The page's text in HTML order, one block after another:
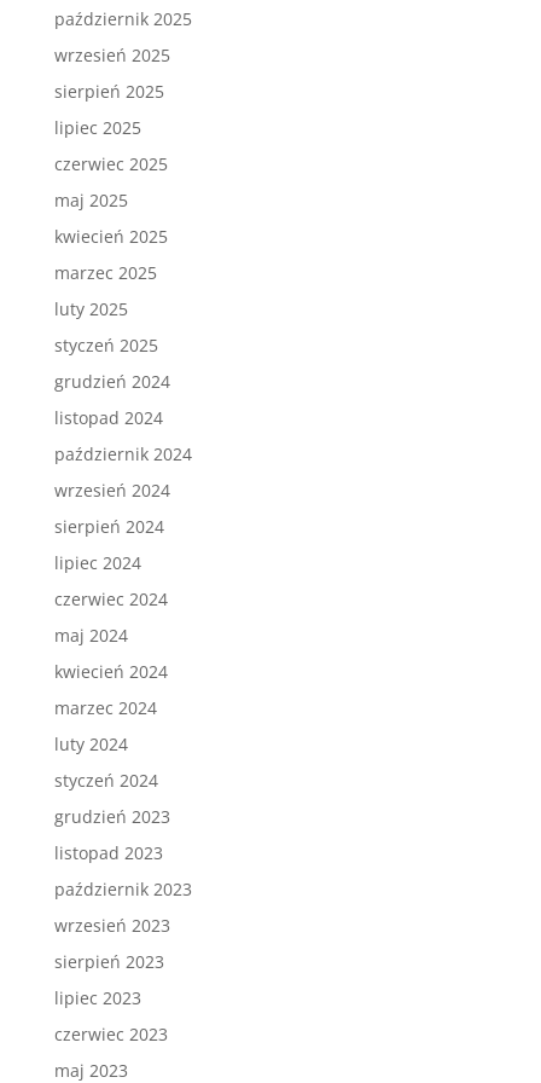
październik 2025
wrzesień 2025
sierpień 2025
lipiec 2025
czerwiec 2025
maj 2025
kwiecień 2025
marzec 2025
luty 2025
styczeń 2025
grudzień 2024
listopad 2024
październik 2024
wrzesień 2024
sierpień 2024
lipiec 2024
czerwiec 2024
maj 2024
kwiecień 2024
marzec 2024
luty 2024
styczeń 2024
grudzień 2023
listopad 2023
październik 2023
wrzesień 2023
sierpień 2023
lipiec 2023
czerwiec 2023
maj 2023